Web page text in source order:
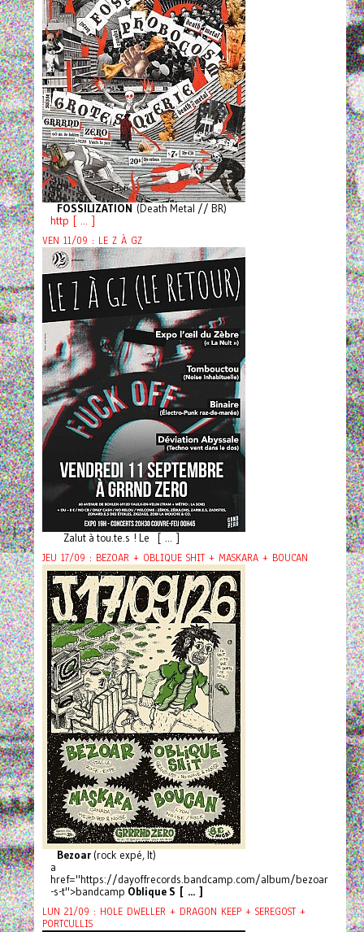
FOSSILIZATION (Death Metal // BR)
http [ ... ]
VEN 11/09 : LE Z À GZ
Zalut à tou.te.s ! Le [ ... ]
JEU 17/09 : BEZOAR + OBLIQUE SHIT + MASKARA + BOUCAN
Bezoar(rock expé, It)
a
href="https://dayoffrecords.bandcamp.com/album/bezoar
-s-t">bandcamp Oblique S [ ... ]
LUN 21/09 : HOLE DWELLER + DRAGON KEEP + SEREGOST +
PORTCULLIS